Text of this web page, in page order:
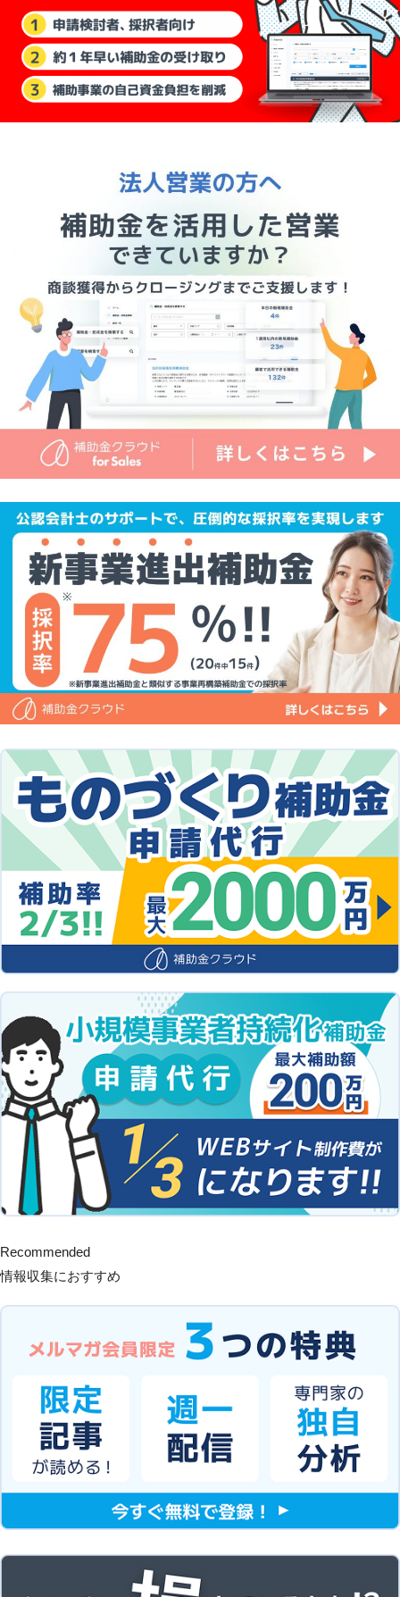
Recommended
情報収集におすすめ